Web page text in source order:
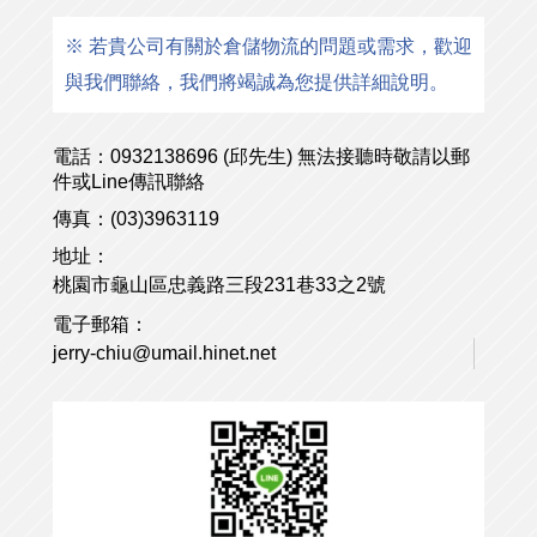
※ 若貴公司有關於倉儲物流的問題或需求，歡迎
與我們聯絡，我們將竭誠為您提供詳細說明。
電話：0932138696 (邱先生) 無法接聽時敬請以郵
件或Line傳訊聯絡
傳真：(03)3963119
地址：
桃園市龜山區忠義路三段231巷33之2號
電子郵箱：
jerry-chiu@umail.hinet.net